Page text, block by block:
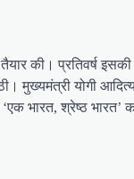
की। प्रतिवर्ष
मुख्यमंत्री योगी
भारत, श्रेष्ठ